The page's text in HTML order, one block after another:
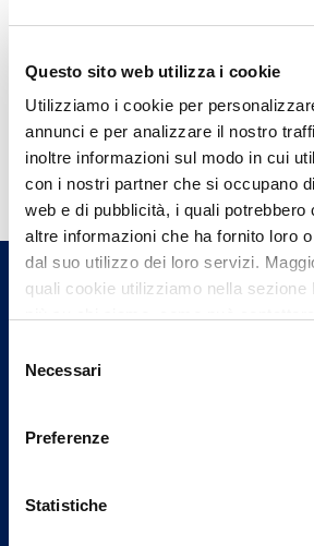
Questo sito web utilizza i cookie
Utilizziamo i cookie per
annunci e per analizzare il nostro
inoltre informazioni sul modo in cui
con i nostri partner che si occupano
web e di pubblicità, i quali potrebbero
altre informazioni che ha fornito loro
dal suo utilizzo dei loro servizi.
quali cookie utilizziamo nella sezione
può trovare nel footer del sito nella
delNecessari
Preferenze
Statistiche
Hai bisogno di
informazioni?
Trova l'Agenzia più vicina a
un nostro Agente.
Contattaci